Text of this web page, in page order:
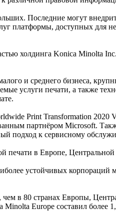
Последние могут
платформы, доступных для
холдинга Konica Minolta
и среднего бизнеса,
услуги печати, а также
Print Transformation 2020
партнёром Microsoft.
подход к сервисному
печати в Европе,
устойчивых
чем в 80 странах Европы,
Europe составил более